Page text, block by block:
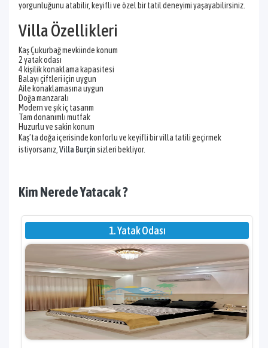
yorgunluğunu atabilir, keyifli ve özel bir tatil deneyimi yaşayabilirsiniz.
Villa Özellikleri
Kaş Çukurbağ mevkiinde konum
2 yatak odası
4 kişilik konaklama kapasitesi
Balayı çiftleri için uygun
Aile konaklamasına uygun
Doğa manzaralı
Modern ve şık iç tasarım
Tam donanımlı mutfak
Huzurlu ve sakin konum
Kaş’ta doğa içerisinde konforlu ve keyifli bir villa tatili geçirmek
istiyorsanız,Villa Burçinsizleri bekliyor.
Kim Nerede Yatacak ?
1. Yatak Odası